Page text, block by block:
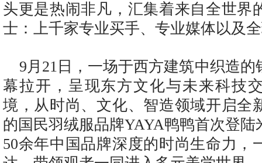
头更是热闹非凡，汇集着来自全世界
士：上千家专业买手、专业媒体以及
9月21日，一场于西方建筑中织造
幕拉开，呈现东方文化与未来科技
境，从时尚、文化、智造领域开启全
的国民羽绒服品牌YAYA鸭鸭首次登陆
50余年中国品牌深度的时尚生命力，